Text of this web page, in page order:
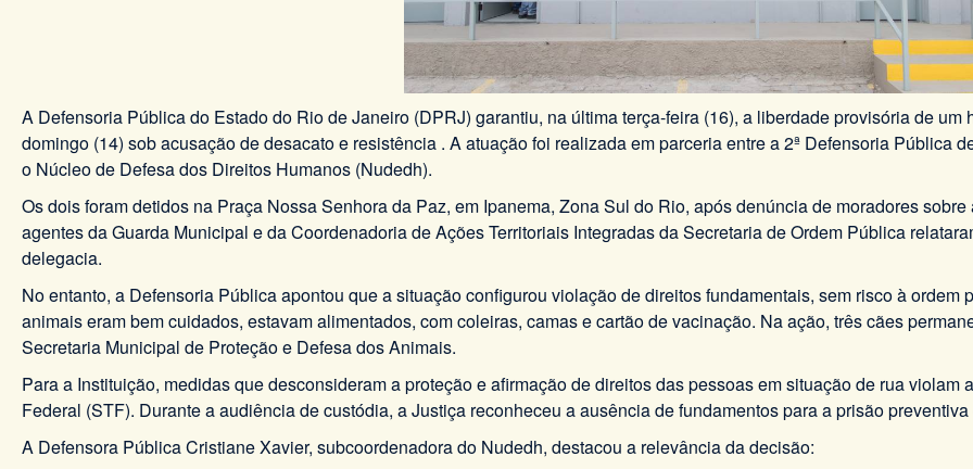
A Defensoria Pública do Estado do Rio de Janeiro (DPRJ) garantiu, na última terça-feira (16), a liberdade provisória de
domingo (14) sob acusação de desacato e resistência . A atuação foi realizada em parceria entre a 2ª Defensoria Pública
o Núcleo de Defesa dos Direitos Humanos (Nudedh).
Os dois foram detidos na Praça Nossa Senhora da Paz, em Ipanema, Zona Sul do Rio, após denúncia de moradores
agentes da Guarda Municipal e da Coordenadoria de Ações Territoriais Integradas da Secretaria de Ordem Pública
delegacia.
No entanto, a Defensoria Pública apontou que a situação configurou violação de direitos fundamentais, sem risco à
animais eram bem cuidados, estavam alimentados, com coleiras, camas e cartão de vacinação. Na ação, três cães
Secretaria Municipal de Proteção e Defesa dos Animais.
Para a Instituição, medidas que desconsideram a proteção e afirmação de direitos das pessoas em situação de rua
Federal (STF). Durante a audiência de custódia, a Justiça reconheceu a ausência de fundamentos para a prisão
A Defensora Pública Cristiane Xavier, subcoordenadora do Nudedh, destacou a relevância da decisão: